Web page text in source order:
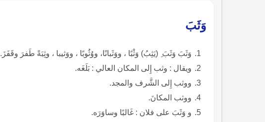
وَثَبَ
وَثَبَ وَثَبَ ِ (يَثِبُ) وَثْبًا ، ووَثَبانًا، ووُثُوبًا ، ووَثيبا ، وثِبَةً طَفرَ وقَفَزَ.
ويقال : وثب إِلى المكان العالي : بَلَغَه.
ووثب إِلى الشَّرف والمجد.
ووثب المكانَ.
و وَثَبَ على فلان : غَالبًا وساوَرَه.